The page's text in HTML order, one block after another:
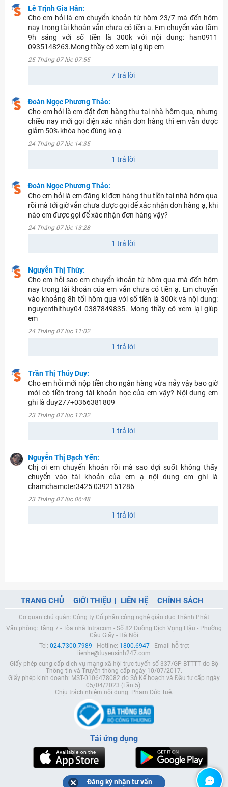
Lê Trịnh Gia Hân:
Cho em hỏi là em chuyển khoản từ hôm 23/7 mà đến hôm
nay trong tài khoản vẫn chưa có tiền ạ. Em chuyển vào tầm
9h sáng với số tiền là 300k với nội dung: han0911
0935148263.Mong thầy cô xem lại giúp em
25 Tháng 07 lúc 07:55
7 trả lời
Đoàn Ngọc Phương Thảo:
Cho em hỏi là em đặt đơn hàng thu tại nhà hôm qua, nhưng
chiều nay mới gọi điện xác nhận đơn hàng thì em vẫn được
giảm 50% khóa học đúng ko ạ
24 Tháng 07 lúc 14:35
1 trả lời
Đoàn Ngọc Phương Thảo:
Cho em hỏi là em đăng kí đơn hàng thu tiền tại nhà hôm qua
rồi mà tới giờ vẫn chưa được gọi để xác nhận đơn hàng ạ, khi
nào em được gọi để xác nhận đơn hàng vậy?
24 Tháng 07 lúc 13:28
1 trả lời
Nguyễn Thị Thùy:
Cho em hỏi sao em chuyển khoản từ hôm qua mà đến hôm
nay trong tài khoản của em vẫn chưa có tiền ạ. Em chuyển
vào khoảng 8h tối hôm qua với số tiền là 300k và nội dung:
nguyenthithuy04 0387849835. Mong thầy cô xem lại giúp
em
24 Tháng 07 lúc 11:02
1 trả lời
Trần Thị Thúy Duy:
Cho em hỏi mới nộp tiền cho ngân hàng vừa nảy vậy bao giờ
mới có tiền trong tài khoản học của em vậy? Nội dung em
ghi là duy277+0366381809
23 Tháng 07 lúc 17:32
1 trả lời
Nguyễn Thị Bạch Yến:
Chị ơi em chuyển khoản rồi mà sao đợi suốt không thấy
chuyển vào tài khoản của em ạ nội dung em ghi là
chamchamcter3425 0392151286
23 Tháng 07 lúc 06:48
1 trả lời
TRANG CHỦ GIỚI THIỆU LIÊN HỆ CHÍNH SÁCH
Cơ quan chủ quản: Công ty Cổ phần công nghệ giáo dục Thành Phát
Văn phòng: Tầng 7 - Tòa nhà Intracom - Số 82 Đường Dịch Vọng Hậu - Phường
Cầu Giấy - Hà Nội
Tel: 024.7300.7989 - Hotline: 1800.6947- Email hỗ trợ:
lienhe@tuyensinh247.com
Giấy phép cung cấp dịch vụ mạng xã hội trực tuyến số 337/GP-BTTTT do Bộ
Thông tin và Truyền thông cấp ngày 10/07/2017.
Giấy phép kinh doanh: MST-0106478082 do Sở Kế hoạch và Đầu tư cấp ngày
05/04/2023 (Lần 5).
Chịu trách nhiệm nội dung: Phạm Đức Tuệ.
Tải ứng dụng
Đăng ký nhận tư vấn